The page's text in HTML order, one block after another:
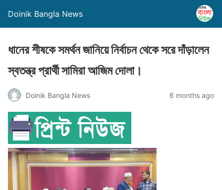
Doinik Bangla News
ধানের শীষকে সমর্থন জানিয়ে নির্বাচন থেকে সরে দাঁড়ালেন
স্বতন্ত্র প্রার্থী সামিরা আজিম দোলা।
Doinik Bangla News 6 months ago